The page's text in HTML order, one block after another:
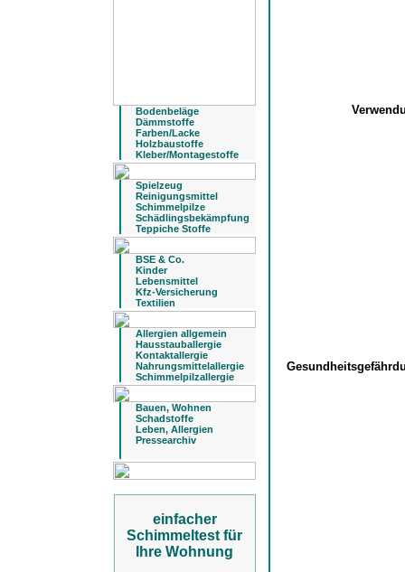
Bodenbeläge
Dämmstoffe
Farben/Lacke
Holzbaustoffe
Kleber/Montagestoffe
Spielzeug
Reinigungsmittel
Schimmelpilze
Schädlingsbekämpfung
Teppiche Stoffe
BSE & Co.
Kinder
Lebensmittel
Kfz-Versicherung
Textilien
Allergien allgemein
Hausstauballergie
Kontaktallergie
Nahrungsmittelallergie
Schimmelpilzallergie
Bauen, Wohnen
Schadstoffe
Leben, Allergien
Pressearchiv
einfacher
Schimmeltest für
Ihre Wohnung